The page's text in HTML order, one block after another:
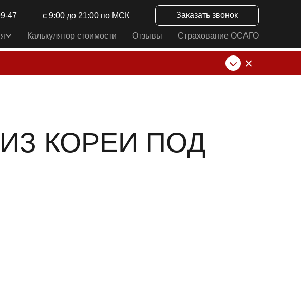
47 с 9:00 до 21:00 по МСК Заказать звонок
Калькулятор стоимости Отзывы Страхование ОСАГО
ИЗ КОРЕИ ПОД